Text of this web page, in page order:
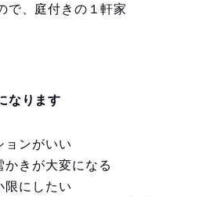
で、庭付きの１軒家
なります
ョンがいい
きが大変になる
限にしたい